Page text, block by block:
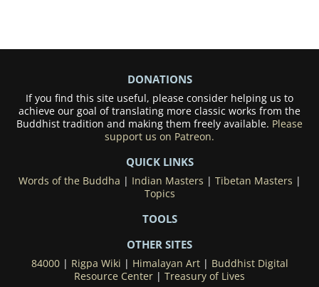
DONATIONS
If you find this site useful, please consider helping us to
achieve our goal of translating more classic works from the
Buddhist tradition and making them freely available. Please
support us on Patreon.
QUICK LINKS
Words of the Buddha | Indian Masters | Tibetan Masters |
Topics
TOOLS
OTHER SITES
84000| Rigpa Wiki | Himalayan Art| Buddhist Digital
Resource Center | Treasury of Lives